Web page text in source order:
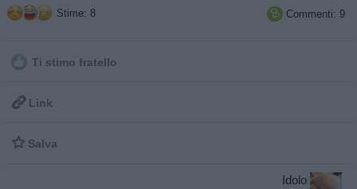
Stime: 8  Commenti: 9
Ti stimo fratello
 Link
 Salva
Idolo